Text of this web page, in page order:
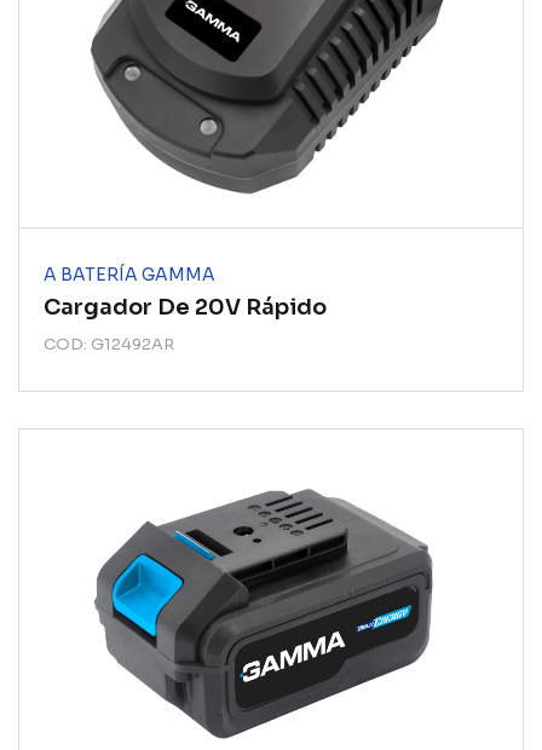
A BATERÍA GAMMA
Cargador De 20V Rápido
COD: G12492AR